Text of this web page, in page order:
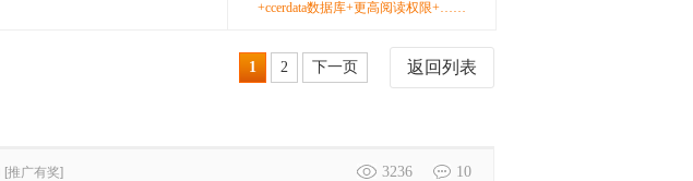
+ccerdata数据库+更高阅读权限+……
返回列表
1 2 下一页
3236 10
[推广有奖]